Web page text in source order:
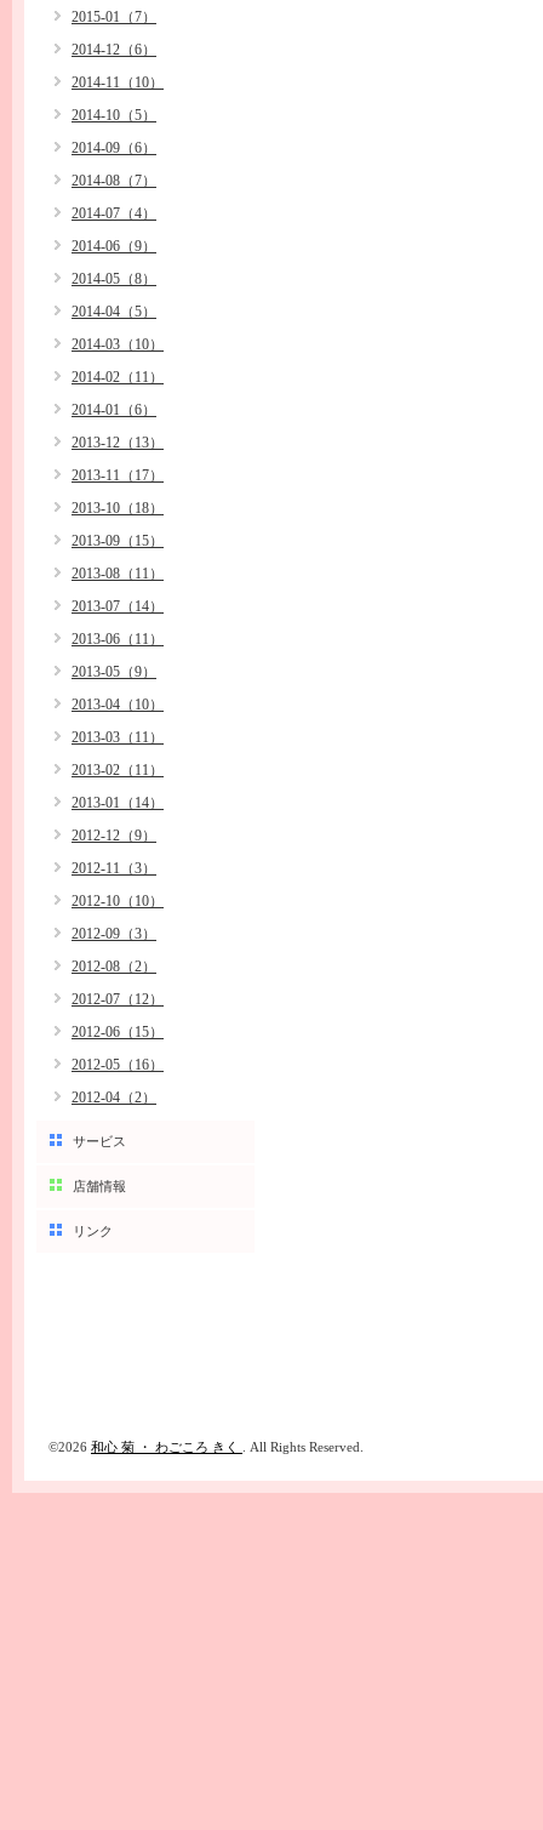
2015-01（7）
2014-12（6）
2014-11（10）
2014-10（5）
2014-09（6）
2014-08（7）
2014-07（4）
2014-06（9）
2014-05（8）
2014-04（5）
2014-03（10）
2014-02（11）
2014-01（6）
2013-12（13）
2013-11（17）
2013-10（18）
2013-09（15）
2013-08（11）
2013-07（14）
2013-06（11）
2013-05（9）
2013-04（10）
2013-03（11）
2013-02（11）
2013-01（14）
2012-12（9）
2012-11（3）
2012-10（10）
2012-09（3）
2012-08（2）
2012-07（12）
2012-06（15）
2012-05（16）
2012-04（2）
サービス
店舗情報
リンク
©2026 和心 菊 ・ わごころ きく . All Rights Reserved.